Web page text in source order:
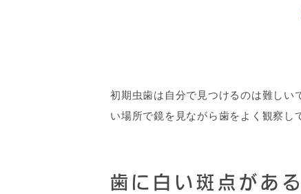
初期虫歯は自分で見つけるのは難しい
い場所で鏡を見ながら歯をよく観察し
歯に白い斑点がある